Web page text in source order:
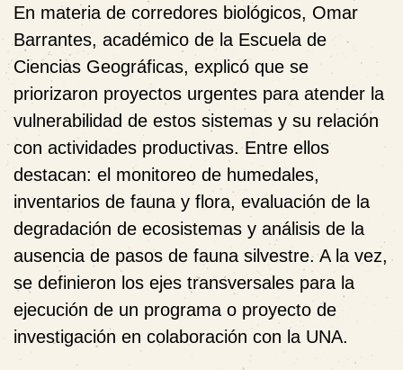
En materia de corredores biológicos, Omar
Barrantes, académico de la Escuela de
Ciencias Geográficas, explicó que se
priorizaron proyectos urgentes para atender la
vulnerabilidad de estos sistemas y su relación
con actividades productivas. Entre ellos
destacan: el monitoreo de humedales,
inventarios de fauna y flora, evaluación de la
degradación de ecosistemas y análisis de la
ausencia de pasos de fauna silvestre. A la vez,
se definieron los ejes transversales para la
ejecución de un programa o proyecto de
investigación en colaboración con la UNA.